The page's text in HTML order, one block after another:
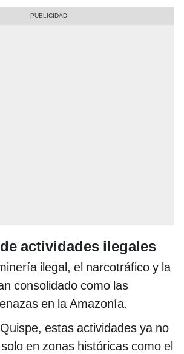
actividades ilegales
ilegal, el narcotráfico y la
consolidado como las
en la Amazonía.
estas actividades ya no
en zonas históricas como el